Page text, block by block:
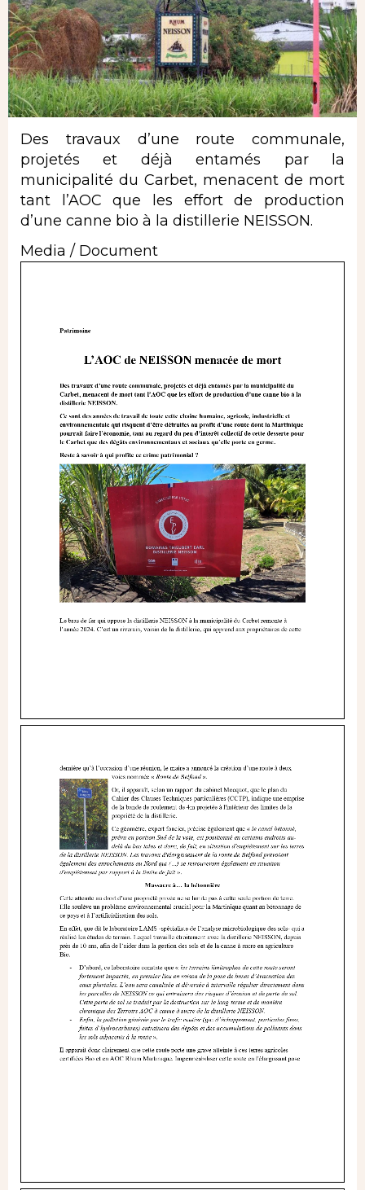
Des travaux d’une route communale,
projetés et déjà entamés par la
municipalité du Carbet, menacent de mort
tant l’AOC que les effort de production
d’une canne bio à la distillerie NEISSON.
Media / Document